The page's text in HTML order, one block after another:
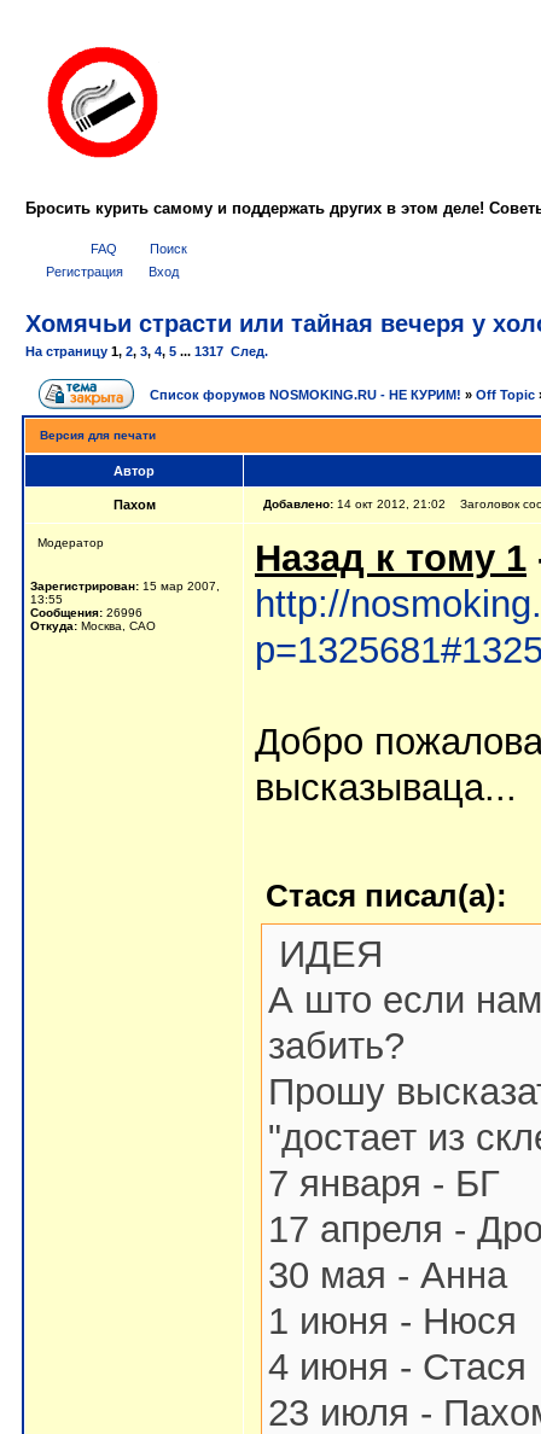
Бросить курить самому и поддержать других в этом деле!
FAQ
Поиск
Регистрация
Вход
Хомячьи страсти или тайная вечеря у
На страницу 1, 2, 3, 4, 5 ... 1317 След.
Список форумов NOSMOKING.RU - НЕ КУРИМ! » Off Topic
Версия для печати
Автор
Пахом Добавлено: 14 окт 2012, 21:02 Заголовок
Мoдератор
Зарегистрирован: 15 мар 2007,
13:55
Сообщения: 26996
Откуда: Москва, САО
Назад к тому 1
http://
Добро
высказываца...
Стася писал(а):
ИДЕЯ
А што если
забить?
Прошу
"достает из
7 января - БГ
17 апреля -
30 мая - Анна
1 июня - Нюся
4 июня - Стася
23 июля -